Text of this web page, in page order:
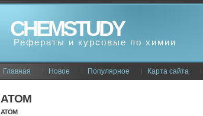
CHEMSTUDY
Рефераты и курсовые по химии
Главная Новое Популярное Карта сайта
АТОМ
АТОМ